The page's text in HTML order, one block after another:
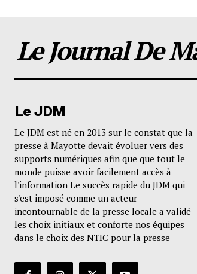
Le Journal De
Le JDM
Le JDM est né en 2013 sur le constat que la
presse à Mayotte devait évoluer vers des
supports numériques afin que que tout le
monde puisse avoir facilement accès à
l'information Le succès rapide du JDM qui
s'est imposé comme un acteur
incontournable de la presse locale a validé
les choix initiaux et conforte nos équipes
dans le choix des NTIC pour la presse